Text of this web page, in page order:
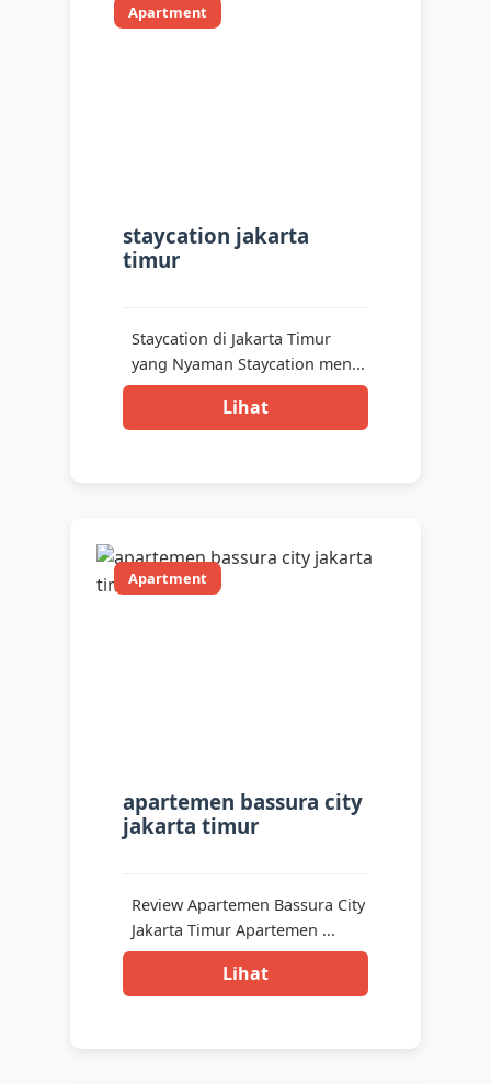
Apartment
staycation jakarta
timur
Staycation di Jakarta Timur
yang Nyaman Staycation men...
Lihat
Apartment
apartemen bassura city
jakarta timur
Review Apartemen Bassura City
Jakarta Timur Apartemen ...
Lihat